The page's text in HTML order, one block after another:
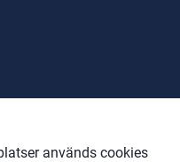
används cookies